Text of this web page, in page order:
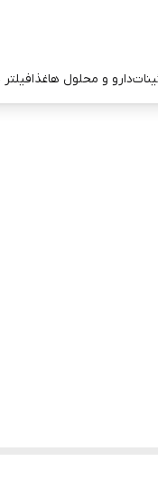
دارو و محلول هاغذافیلتر